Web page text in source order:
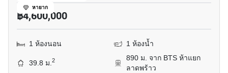
หายาก
฿4,600,000
1 ห้องนอน 1 ห้องน้ำ
39.8 ม.2
890 ม. จาก BTS ห้าแยก
ลาดพร้าว